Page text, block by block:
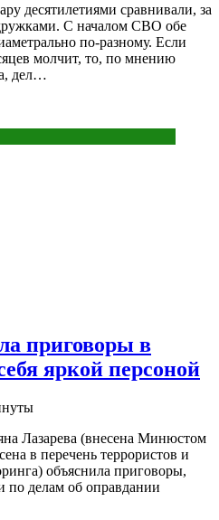
десятилетиями сравнивали, за
С началом СВО обе
по-разному. Если
молчит, то, по мнению
дел…
приговоры в
яркой персоной
Лазарева (внесена Минюстом
в перечень террористов и
объяснила приговоры,
по делам об оправдании